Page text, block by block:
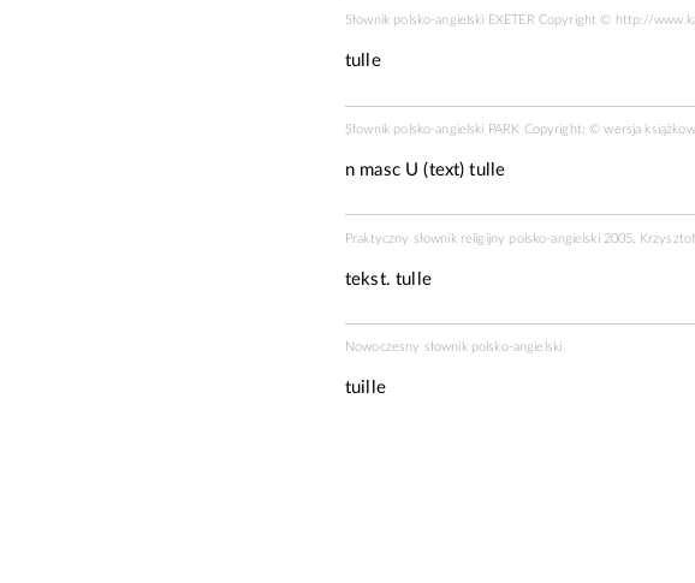
Słownik polsko-angielski EXETER Copyright © http://
tulle
Słownik polsko-angielski PARK Copyright: © wersja
n masc U (text) tulle
Praktyczny słownik religijny polsko-angielski 2005,
tekst. tulle
Nowoczesny słownik polsko-angielski
tuille